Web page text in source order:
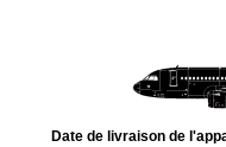
Date de livraison de